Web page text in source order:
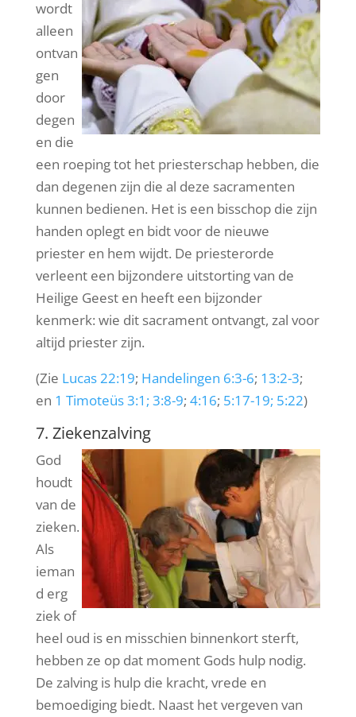
wordt
alleen
ontvan
gen
door
degen
en die
een roeping tot het priesterschap hebben, die
dan degenen zijn die al deze sacramenten
kunnen bedienen. Het is een bisschop die zijn
handen oplegt en bidt voor de nieuwe
priester en hem wijdt. De priesterorde
verleent een bijzondere uitstorting van de
Heilige Geest en heeft een bijzonder
kenmerk: wie dit sacrament ontvangt, zal voor
altijd priester zijn.
(Zie Lucas 22:19; Handelingen 6:3-6; 13:2-3;
en 1 Timoteüs 3:1; 3:8-9; 4:16; 5:17-19; 5:22)
7. Ziekenzalving
God
houdt
van de
zieken.
Als
ieman
d erg
ziek of
heel oud is en misschien binnenkort sterft,
hebben ze op dat moment Gods hulp nodig.
De zalving is hulp die kracht, vrede en
bemoediging biedt. Naast het vergeven van